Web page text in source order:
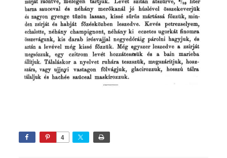
4